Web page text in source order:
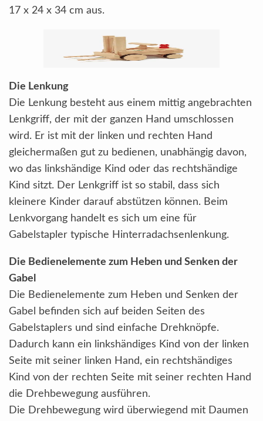
17 x 24 x 34 cm aus.
Die Lenkung
Die Lenkung besteht aus einem mittig angebrachten
Lenkgriff, der mit der ganzen Hand umschlossen
wird. Er ist mit der linken und rechten Hand
gleichermaßen gut zu bedienen, unabhängig davon,
wo das linkshändige Kind oder das rechtshändige
Kind sitzt. Der Lenkgriff ist so stabil, dass sich
kleinere Kinder darauf abstützen können. Beim
Lenkvorgang handelt es sich um eine für
Gabelstapler typische Hinterradachsenlenkung.
Die Bedienelemente zum Heben und Senken der
Gabel
Die Bedienelemente zum Heben und Senken der
Gabel befinden sich auf beiden Seiten des
Gabelstaplers und sind einfache Drehknöpfe.
Dadurch kann ein linkshändiges Kind von der linken
Seite mit seiner linken Hand, ein rechtshändiges
Kind von der rechten Seite mit seiner rechten Hand
die Drehbewegung ausführen.
Die Drehbewegung wird überwiegend mit Daumen